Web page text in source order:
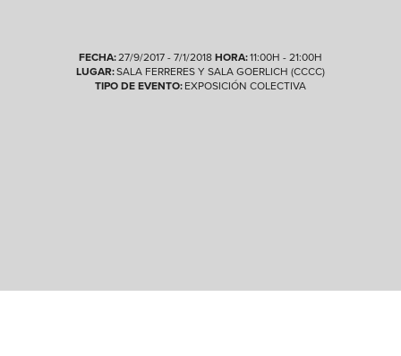
FECHA:27/9/2017 - 7/1/2018 HORA:11:00H - 21:00H
LUGAR:SALA FERRERES Y SALA GOERLICH (CCCC)
TIPO DE EVENTO: EXPOSICIÓN COLECTIVA